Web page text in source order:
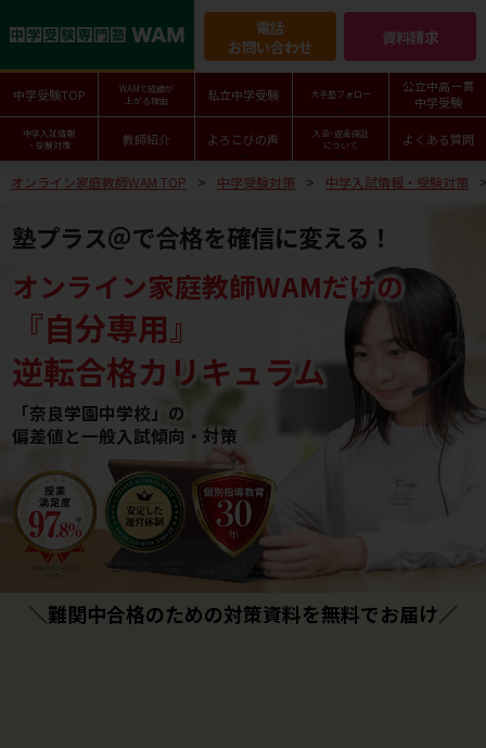
電話
お問い合わせ
資料請求
中学受験TOP
WAMで成績が
上がる理由
私立中学受験 大手塾フォロー
公立中高一貫
中学受験
中学入試情報
・受験対策
教師紹介 よろこびの声
入会･返金保証
について
よくある質問
オンライン家庭教師WAM TOP 中学受験対策 中学入試情報・受験対策
塾プラス＠で合格を確信に変える！
オンライン家庭教師WAMだけの
『自分専用』
逆転合格カリキュラム
「奈良学園中学校」の
偏差値と一般入試傾向・対策
＼難関中合格のための対策資料を無料でお届け／